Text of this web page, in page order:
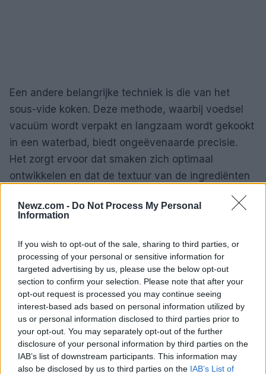
Newz.com - Do Not Process My Personal
Information
If you wish to opt-out of the sale, sharing to third parties, or
processing of your personal or sensitive information for
targeted advertising by us, please use the below opt-out
section to confirm your selection. Please note that after your
opt-out request is processed you may continue seeing
interest-based ads based on personal information utilized by
us or personal information disclosed to third parties prior to
your opt-out. You may separately opt-out of the further
disclosure of your personal information by third parties on the
IAB’s list of downstream participants. This information may
also be disclosed by us to third parties on the IAB’s List of
Een andere belangrijke techniek is die van het
sous-vide koken. Deze methode, waarbij voedsel
vacuüm wordt verpakt en langzaam wordt gekookt
in een waterbad, biedt ongeëvenaarde precisie.
Het zorgt ervoor dat smaken zich optimaal
ontwikkelen en dat de textuur van de ingrediënten
dat het
de kleine details zijn die het verschil maken. Sous-
creativiteit hand in hand gaan in de keuken.
De verbinding met traditie en terroir
De relatie met hetterroirvan een regio geeft
gerechten hun unieke karakter. Elk ingrediënt
weerspiegelt de aarde waar het vandaan komt, wat
zich vertaalt in de smaken die we ervaren. Neem
de truffel, bijvoorbeeld. Deze delicatesse is niet